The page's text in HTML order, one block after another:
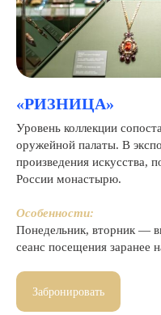
«РИЗНИЦА»
Уровень коллекции
оружейной палаты. В
произведения искусства,
России монастырю.
Особенности:
Понедельник, вторник —
сеанс посещения заранее
Забронировать